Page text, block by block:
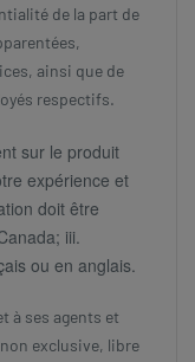
de la part de
ainsi que de
respectifs.
sur le produit
expérience et
doit être
iii.
ou en anglais.
à ses agents et
exclusive, libre